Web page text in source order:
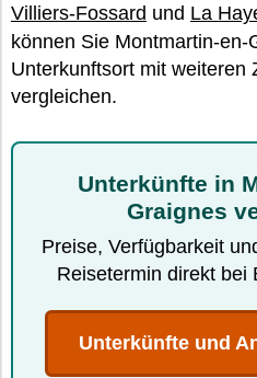
Villiers-Fossard und La
können Sie Montmartin-en-
Unterkunftsort mit weiteren
vergleichen.
Unterkünfte in
Graignes
Preise, Verfügbarkeit
Reisetermin direkt bei
Unterkünfte und